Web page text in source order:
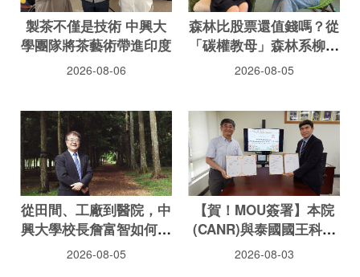
製茶不僅是技術 中興大
學團隊將茶藝術帶進印度
2026-08-06
森林比股票還值錢嗎？從
「碳權教母」森林系柳婉
郁教授的視野看綠色新經
2026-08-05
從田間、工廠到醫院，中
興大學校長詹富智如何用
AI翻轉大學教育？
2026-08-05
【賀！MOU簽署】本院
(CANR)與泰國國王科技
大學北曼谷校區(SciEE)
2026-08-03